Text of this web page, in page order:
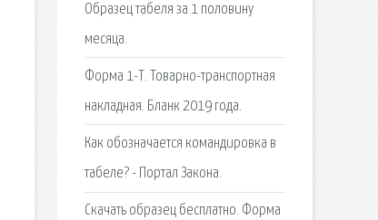
Образец табеля за 1 половину
месяца.
Форма 1-Т. Товарно-транспортная
накладная. Бланк 2019 года.
Как обозначается командировка в
табеле? - Портал Закона.
Скачать образец бесплатно. Форма